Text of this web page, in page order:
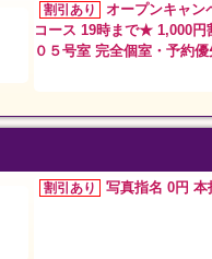
割引あり
オープンキャ
コース 19時まで★ 1,000円
０５号室 完全個室・予約優
割引あり 写真指名 0円 本